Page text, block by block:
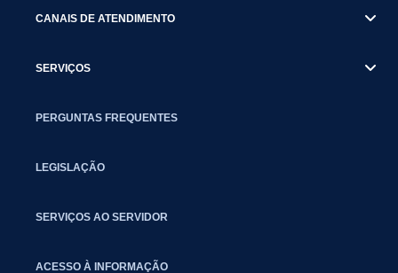
CANAIS DE ATENDIMENTO
SERVIÇOS
PERGUNTAS FREQUENTES
LEGISLAÇÃO
SERVIÇOS AO SERVIDOR
ACESSO À INFORMAÇÃO